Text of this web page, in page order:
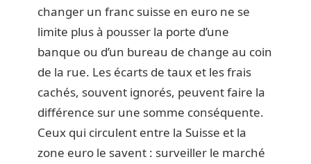
changer un franc suisse en euro ne se
limite plus à pousser la porte d’une
banque ou d’un bureau de change au coin
de la rue. Les écarts de taux et les frais
cachés, souvent ignorés, peuvent faire la
différence sur une somme conséquente.
Ceux qui circulent entre la Suisse et la
zone euro le savent : surveiller le marché